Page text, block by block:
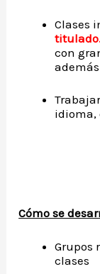
Clases
con
idioma,
Cómo se
Grupos
clases